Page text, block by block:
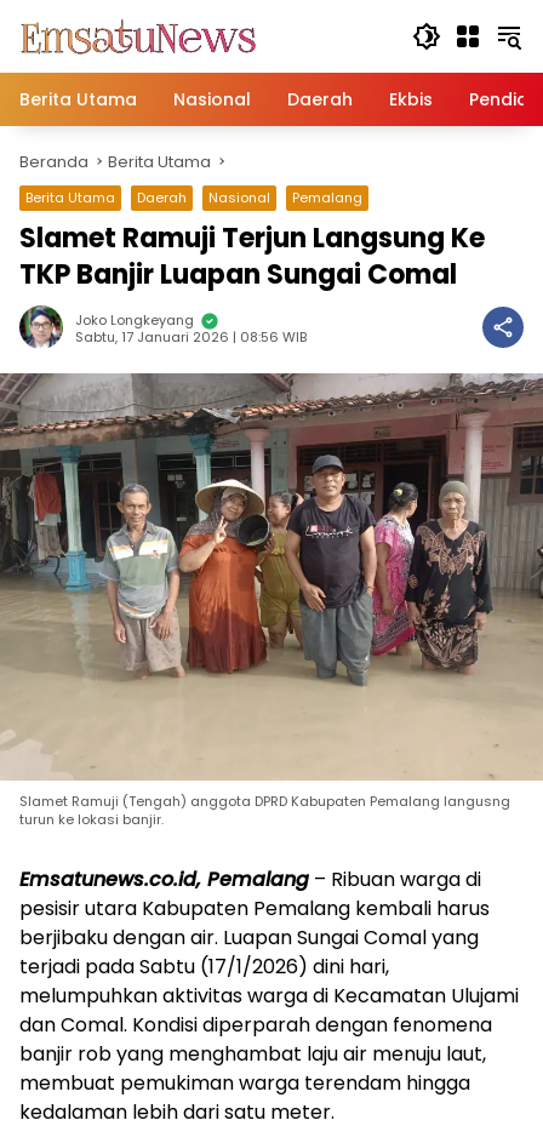
konten
Berita Utama
Nasional Daerah Ekbis
Beranda Berita Utama
Berita Utama Daerah Nasional Pemalang
Slamet Ramuji Terjun Langsung Ke
TKP Banjir Luapan Sungai Comal
Joko Longkeyang
Sabtu, 17 Januari 2026 | 08:56 WIB
Slamet Ramuji (Tengah) anggota DPRD Kabupaten Pemalang langusng
turun ke lokasi banjir.
Emsatunews.co.id, Pemalang – Ribuan warga di
pesisir utara Kabupaten Pemalang kembali harus
berjibaku dengan air. Luapan Sungai Comal yang
terjadi pada Sabtu (17/1/2026) dini hari,
melumpuhkan aktivitas warga di Kecamatan Ulujami
dan Comal. Kondisi diperparah dengan fenomena
banjir rob yang menghambat laju air menuju laut,
membuat pemukiman warga terendam hingga
kedalaman lebih dari satu meter.